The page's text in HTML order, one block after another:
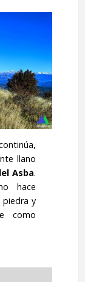
llano
Asba.
hace
y
como